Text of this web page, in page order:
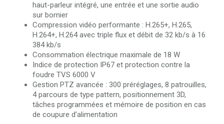
haut-parleur intégré, une entrée et une sortie audio
sur bornier
Compression vidéo performante : H.265+, H.265,
H.264+, H.264 avec triple flux et débit de 32 kb/s à 16
384 kb/s
Consommation électrique maximale de 18 W
Indice de protection IP67 et protection contre la
foudre TVS 6000 V
Gestion PTZ avancée : 300 préréglages, 8 patrouilles,
4 parcours de type pattern, positionnement 3D,
tâches programmées et mémoire de position en cas
de coupure d’alimentation